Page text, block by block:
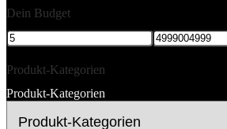
Dein Budget
Produkt-Kategorien
Produkt-Kategorien